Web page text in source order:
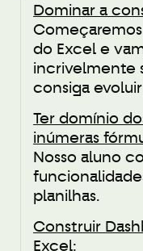
Dominar a
Começaremos
do Excel e
incrivelmente
consiga
Ter domínio
inúmeras
Nosso aluno
planilhas.
Construir
Excel: